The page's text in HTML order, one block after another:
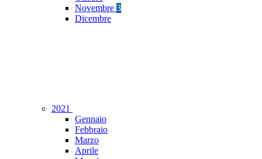
Novembre 3
Dicembre
2021
Gennaio
Febbraio
Marzo
Aprile